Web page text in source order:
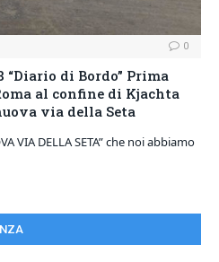
0
di Bordo” Prima
al confine di Kjachta
via della Seta
VIA DELLA SETA” che noi abbiamo